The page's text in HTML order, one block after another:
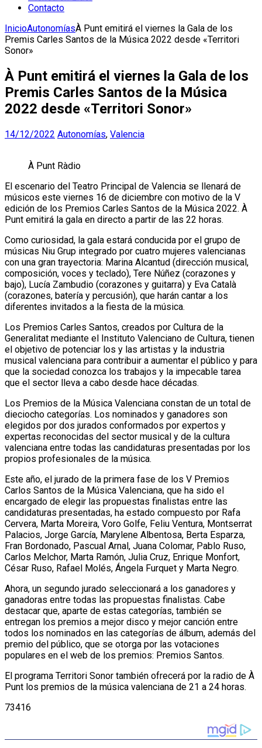
Contacto
InicioAutonomíasÀ Punt emitirá el viernes la Gala de los
Premis Carles Santos de la Música 2022 desde «Territori
Sonor»
À Punt emitirá el viernes la Gala de los
Premis Carles Santos de la Música
2022 desde «Territori Sonor»
14/12/2022 Autonomías, Valencia
À Punt Ràdio
El escenario del Teatro Principal de Valencia se llenará de
músicos este viernes 16 de diciembre con motivo de la V
edición de los Premios Carles Santos de la Música 2022. À
Punt emitirá la gala en directo a partir de las 22 horas.
Como curiosidad, la gala estará conducida por el grupo de
músicas Niu Grup integrado por cuatro mujeres valencianas
con una gran trayectoria: Marina Alcantud (dirección musical,
composición, voces y teclado), Tere Núñez (corazones y
bajo), Lucía Zambudio (corazones y guitarra) y Eva Català
(corazones, batería y percusión), que harán cantar a los
diferentes invitados a la fiesta de la música.
Los Premios Carles Santos, creados por Cultura de la
Generalitat mediante el Instituto Valenciano de Cultura, tienen
el objetivo de potenciar los y las artistas y la industria
musical valenciana para contribuir a aumentar el público y para
que la sociedad conozca los trabajos y la impecable tarea
que el sector lleva a cabo desde hace décadas.
Los Premios de la Música Valenciana constan de un total de
dieciocho categorías. Los nominados y ganadores son
elegidos por dos jurados conformados por expertos y
expertas reconocidas del sector musical y de la cultura
valenciana entre todas las candidaturas presentadas por los
propios profesionales de la música.
Este año, el jurado de la primera fase de los V Premios
Carlos Santos de la Música Valenciana, que ha sido el
encargado de elegir las propuestas finalistas entre las
candidaturas presentadas, ha estado compuesto por Rafa
Cervera, Marta Moreira, Voro Golfe, Feliu Ventura, Montserrat
Palacios, Jorge García, Marylene Albentosa, Berta Esparza,
Fran Bordonado, Pascual Arnal, Juana Colomar, Pablo Ruso,
Carlos Melchor, Marta Ramón, Julia Cruz, Enrique Monfort,
César Ruso, Rafael Molés, Ángela Furquet y Marta Negro.
Ahora, un segundo jurado seleccionará a los ganadores y
ganadoras entre todas las propuestas finalistas. Cabe
destacar que, aparte de estas categorías, también se
entregan los premios a mejor disco y mejor canción entre
todos los nominados en las categorías de álbum, además del
premio del público, que se otorga por las votaciones
populares en el web de los premios: Premios Santos.
El programa Territori Sonor también ofrecerá por la radio de À
Punt los premios de la música valenciana de 21 a 24 horas.
73416